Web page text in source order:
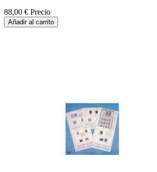
88,00 € Precio
Añadir al carrito